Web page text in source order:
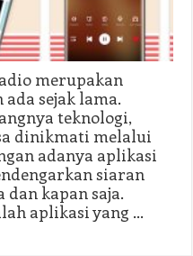
merupakan
sejak lama.
teknologi,
dinikmati melalui
adanya aplikasi
siaran
kapan saja.
aplikasi yang …